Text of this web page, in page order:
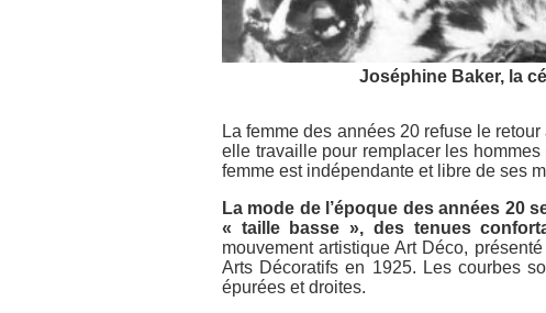
Joséphine Baker, la
La femme des années 20 refuse le
elle travaille pour remplacer les
femme est indépendante et libre de ses
La mode de l’époque des années 20
« taille basse », des tenues
mouvement artistique Art Déco,
Arts Décoratifs en 1925. Les courbes
épurées et droites.